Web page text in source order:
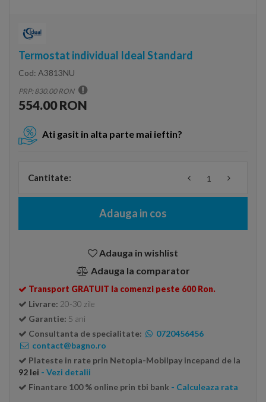
Termostat individual Ideal Standard
Cod: A3813NU
PRP: 830.00 RON
554.00 RON
Ati gasit in alta parte mai ieftin?
Cantitate:
Adauga in cos
Adauga in wishlist
Adauga la comparator
Transport GRATUIT la comenzi peste 600 Ron.
Livrare: 20-30 zile
Garantie: 5 ani
Consultanta de specialitate:
0720456456
contact@bagno.ro
Plateste in rate prin Netopia-Mobilpay incepand de la
92 lei - Vezi detalii
Finantare 100 % online prin tbi bank - Calculeaza rata